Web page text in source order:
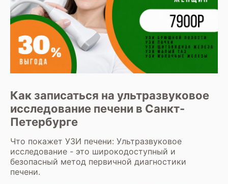
Как записаться на ультразвуковое
исследование печени в Санкт-
Петербурге
Что покажет УЗИ печени: Ультразвуковое
исследование - это широкодоступный и
безопасный метод первичной диагностики
печени.